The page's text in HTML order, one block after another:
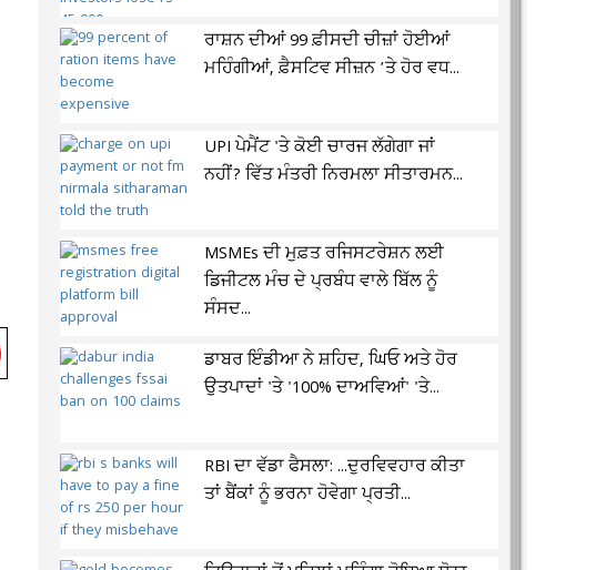
ਰਾਸ਼ਨ ਦੀਆਂ 99 ਫ਼ੀਸਦੀ ਚੀਜ਼ਾਂ ਹੋਈਆਂ
ਮਹਿੰਗੀਆਂ, ਫ਼ੈਸਟਿਵ ਸੀਜ਼ਨ ’ਤੇ ਹੋਰ ਵਧ...
UPI ਪੇਮੈਂਟ 'ਤੇ ਕੋਈ ਚਾਰਜ ਲੱਗੇਗਾ ਜਾਂ
ਨਹੀਂ? ਵਿੱਤ ਮੰਤਰੀ ਨਿਰਮਲਾ ਸੀਤਾਰਮਨ...
MSMEs ਦੀ ਮੁਫ਼ਤ ਰਜਿਸਟਰੇਸ਼ਨ ਲਈ
ਡਿਜੀਟਲ ਮੰਚ ਦੇ ਪ੍ਰਬੰਧ ਵਾਲੇ ਬਿੱਲ ਨੂੰ
ਸੰਸਦ...
ਡਾਬਰ ਇੰਡੀਆ ਨੇ ਸ਼ਹਿਦ, ਘਿਓ ਅਤੇ ਹੋਰ
ਉਤਪਾਦਾਂ 'ਤੇ '100% ਦਾਅਵਿਆਂ' 'ਤੇ...
RBI ਦਾ ਵੱਡਾ ਫੈਸਲਾ: ...ਦੁਰਵਿਵਹਾਰ ਕੀਤਾ
ਤਾਂ ਬੈਂਕਾਂ ਨੂੰ ਭਰਨਾ ਹੋਵੇਗਾ ਪ੍ਰਤੀ...